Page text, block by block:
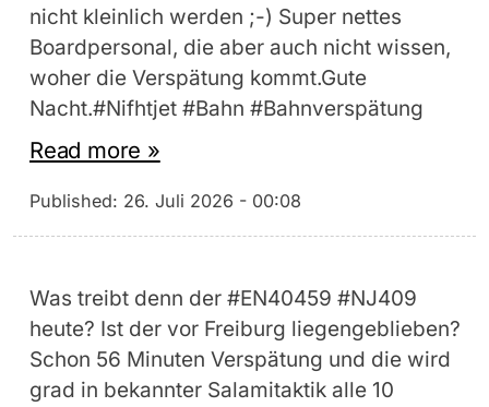
nicht kleinlich werden ;-) Super nettes
Boardpersonal, die aber auch nicht wissen,
woher die Verspätung kommt.Gute
Nacht.#Nifhtjet #Bahn #Bahnverspätung
Read more »
Published: 26. Juli 2026 - 00:08
Was treibt denn der #EN40459 #NJ409
heute? Ist der vor Freiburg liegengeblieben?
Schon 56 Minuten Verspätung und die wird
grad in bekannter Salamitaktik alle 10